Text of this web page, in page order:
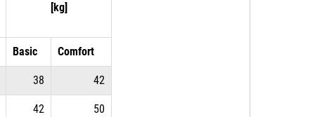
[kg]
Basic Comfort
38 42
42 50